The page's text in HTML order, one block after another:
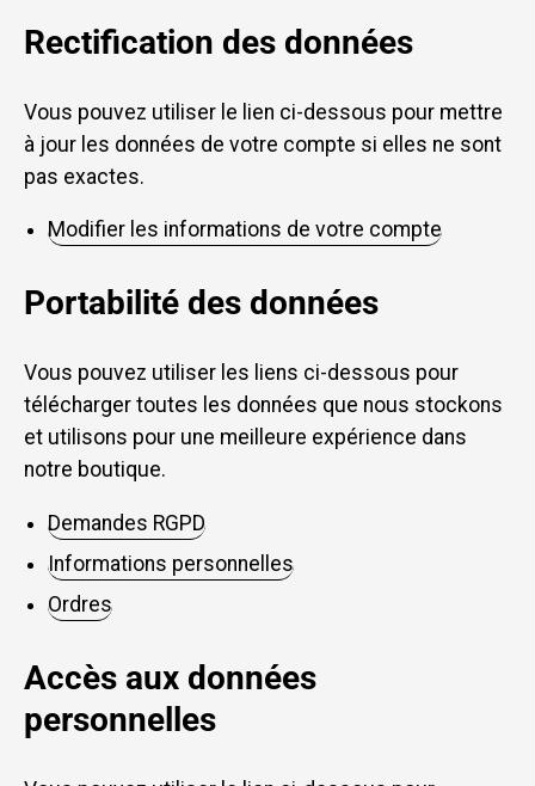
Rectification des données
Vous pouvez utiliser le lien ci-dessous pour mettre
à jour les données de votre compte si elles ne sont
pas exactes.
Modifier les informations de votre compte
Portabilité des données
Vous pouvez utiliser les liens ci-dessous pour
télécharger toutes les données que nous stockons
et utilisons pour une meilleure expérience dans
notre boutique.
Demandes RGPD
Informations personnelles
Ordres
Accès aux données
personnelles